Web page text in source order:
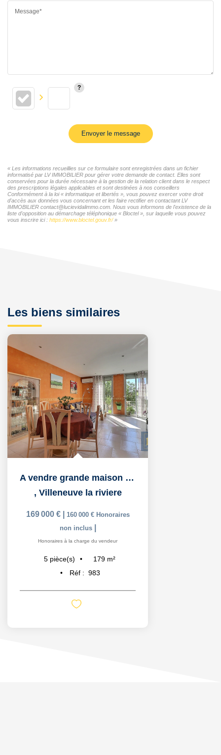
Message*
Envoyer le message
« Les informations recueillies sur ce formulaire sont enregistrées dans un fichier
informatisé par LV IMMOBILIER pour gérer votre demande de contact. Elles sont
conservées pour la durée nécessaire à la gestion de la relation client dans le respect
des prescriptions légales applicables et sont destinées à nos conseillers
Conformément à la loi « informatique et libertés », vous pouvez exercer votre droit
d'accès aux données vous concernant et les faire rectifier en contactant LV
IMMOBILIER contact@lucievidalimmo.com. Nous vous informons de l'existence de la
liste d'opposition au démarchage téléphonique « Bloctel », sur laquelle vous pouvez
vous inscrire ici : https://www.bloctel.gouv.fr/»
Les biens similaires
A vendre grande maison 5 pièces avec commerce.
, Villeneuve la riviere
169 000 € 160 000 € Honoraires
non inclus
Honoraires à la charge du vendeur
5 pièce(s) 179 m²
Réf : 983